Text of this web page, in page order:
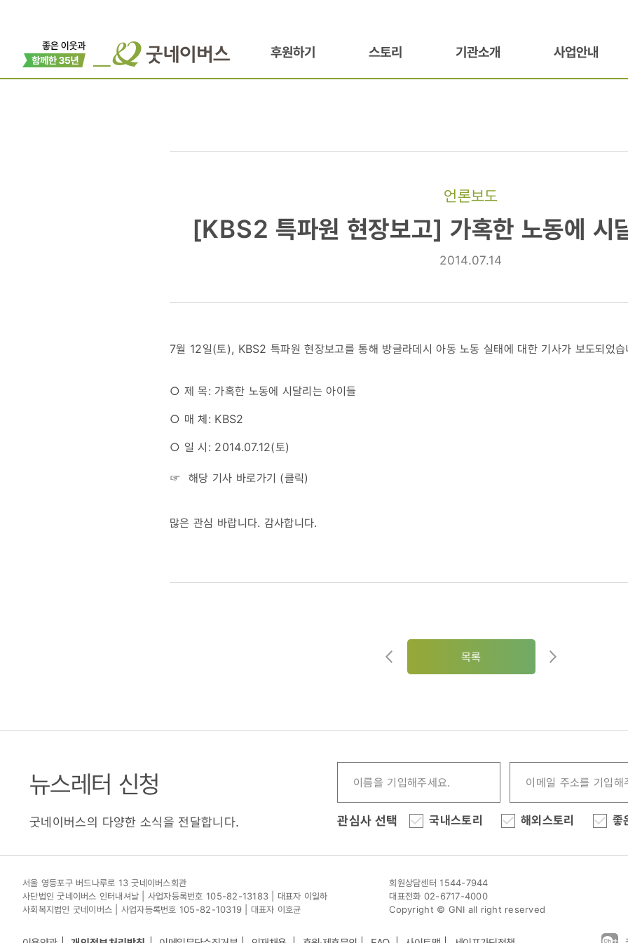
후원하기 스토리 기관소개 사업안내
언론보도
[KBS2
현장보고]
시달리는
아이들
[KBS2 특파원 현장보고] 가혹한 노동에 시
2014.07.14
7월 12일(토), KBS2 특파원 현장보고를 통해 방글라데시 아동 노동 실태에 대한 기사가 보도되었습
○ 제 목: 가혹한 노동에 시달리는 아이들
○ 매 체: KBS2
○ 일 시: 2014.07.12(토)
☞ 해당 기사 바로가기 (클릭)
많은 관심 바랍니다. 감사합니다.
목록
뉴스레터 신청
굿네이버스의 다양한 소식을 전달합니다. 관심사 선택 국내스토리 해외스토리 좋
서울 영등포구 버드나루로 13 굿네이버스회관
사단법인 굿네이버스 인터내셔날 | 사업자등록번호 105-82-13183 | 대표자 이일하
사회복지법인 굿네이버스 | 사업자등록번호 105-82-10319 | 대표자 이호균
회원상담센터 1544-7944
대표전화 02-6717-4000
Copyright © GNI all right reserved